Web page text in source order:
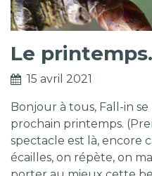
Le
15 avril 2021
Bonjour à tous, Fall-in
prochain printemps.
spectacle est là, encore
écailles, on répète, on